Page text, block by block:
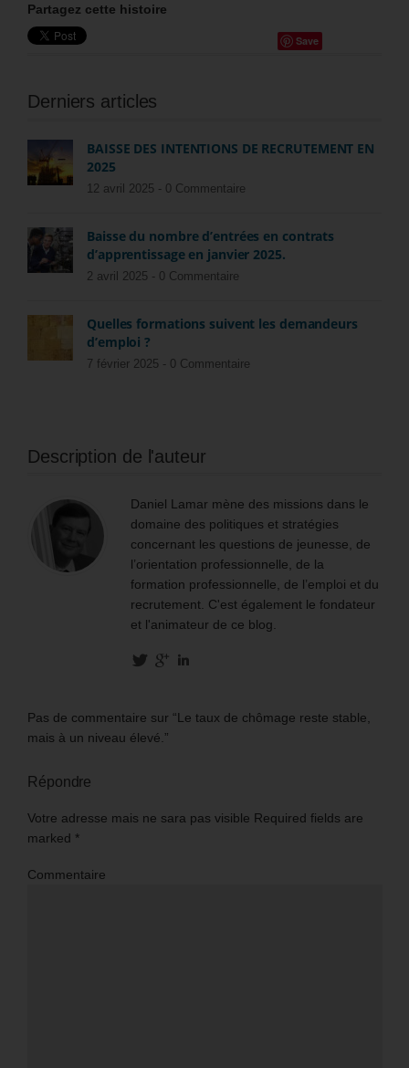
Partagez cette histoire
Save
Derniers articles
BAISSE DES INTENTIONS DE RECRUTEMENT EN
2025
12 avril 2025 - 0 Commentaire
Baisse du nombre d’entrées en contrats
d’apprentissage en janvier 2025.
2 avril 2025 - 0 Commentaire
Quelles formations suivent les demandeurs
d’emploi ?
7 février 2025 - 0 Commentaire
Description de l'auteur
Daniel Lamar mène des missions dans le
domaine des politiques et stratégies
concernant les questions de jeunesse, de
l’orientation professionnelle, de la
formation professionnelle, de l’emploi et du
recrutement. C'est également le fondateur
et l'animateur de ce blog.
Pas de commentaire sur “Le taux de chômage reste stable,
mais à un niveau élevé.”
Répondre
Votre adresse mais ne sara pas visible Required fields are
marked *
Commentaire